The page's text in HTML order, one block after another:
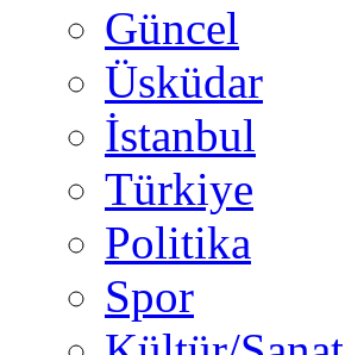
Güncel
Üsküdar
İstanbul
Türkiye
Politika
Spor